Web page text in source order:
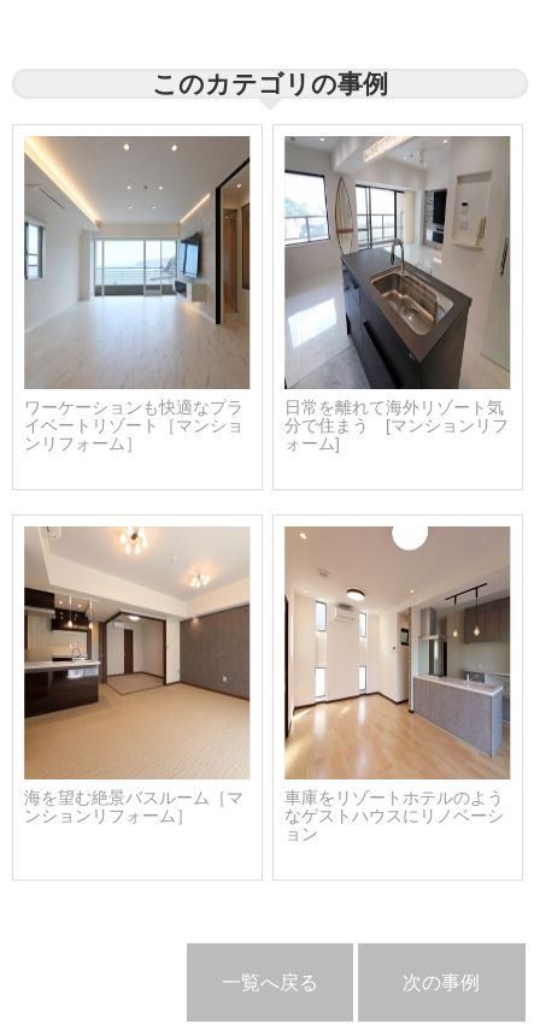
このカテゴリの事例
ワーケーションも快適なプラ
イベートリゾート［マンショ
ンリフォーム］
日常を離れて海外リゾート気
分で住まう [マンションリフ
ォーム]
海を望む絶景バスルーム［マ
ンションリフォーム］
車庫をリゾートホテルのよう
なゲストハウスにリノベーシ
ョン
一覧へ戻る 次の事例